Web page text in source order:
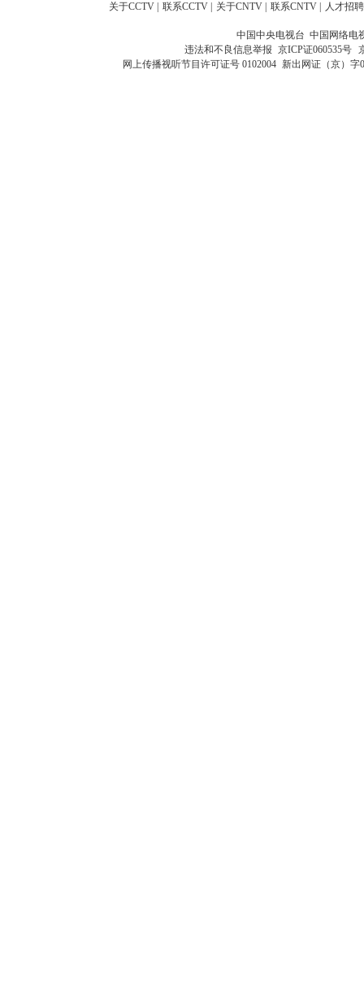
关于CCTV 联系CCTV 关于CNTV 联系CNTV 人才招聘
中国中央电视台 中国网络电
违法和不良信息举报 京ICP证060535号
网上传播视听节目许可证号 0102004 新出网证（京）